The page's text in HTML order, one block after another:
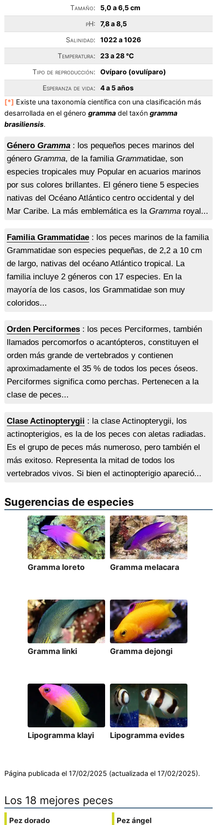
Tamaño:
5,0 a 6,5 cm
pH:
7,8 a 8,5
Salinidad:
1022 a 1026
Temperatura:
23 a 28 °C
Tipo de reproducción:
Ovíparo (ovulíparo)
Esperanza de vida:
4 a 5 años
[*] Existe una taxonomía científica con una clasificación más
desarrollada en el género grammadel taxón gramma
brasiliensis.
Género Gramma: los pequeños peces marinos del
género Gramma, de la familia Grammatidae, son
especies tropicales muy Popular en acuarios marinos
por sus colores brillantes. El género tiene 5 especies
nativas del Océano Atlántico centro occidental y del
Mar Caribe. La más emblemática es la Grammaroyal...
Familia Grammatidae: los peces marinos de la familia
Grammatidae son especies pequeñas, de 2,2 a 10 cm
de largo, nativas del océano Atlántico tropical. La
familia incluye 2 géneros con 17 especies. En la
mayoría de los casos, los Grammatidae son muy
coloridos...
Orden Perciformes: los peces Perciformes, también
llamados percomorfos o acantópteros, constituyen el
orden más grande de vertebrados y contienen
aproximadamente el 35 % de todos los peces óseos.
Perciformes significa como perchas. Pertenecen a la
clase de peces...
Clase Actinopterygii : la clase Actinopterygii, los
actinopterigios, es la de los peces con aletas radiadas.
Es el grupo de peces más numeroso, pero también el
más exitoso. Representa la mitad de todos los
vertebrados vivos. Si bien el actinopterigio apareció...
Sugerencias de especies
Gramma loreto Gramma melacara
Gramma linki Gramma dejongi
Lipogramma klayi Lipogramma evides
Página publicada el 17/02/2025 (actualizada el 17/02/2025).
Los 18 mejores peces
Pez dorado
Pez ángel